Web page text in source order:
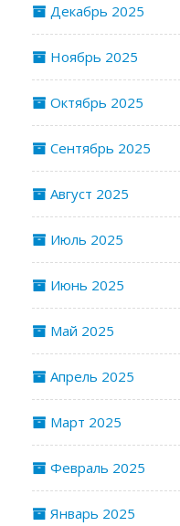
Декабрь 2025
Ноябрь 2025
Октябрь 2025
Сентябрь 2025
Август 2025
Июль 2025
Июнь 2025
Май 2025
Апрель 2025
Март 2025
Февраль 2025
Январь 2025